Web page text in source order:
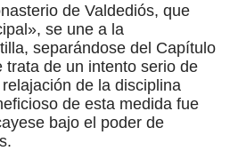
de Valdediós, que
se une a la
separándose del Capítulo
trata de un intento serio de
de la disciplina
de esta medida fue
bajo el poder de